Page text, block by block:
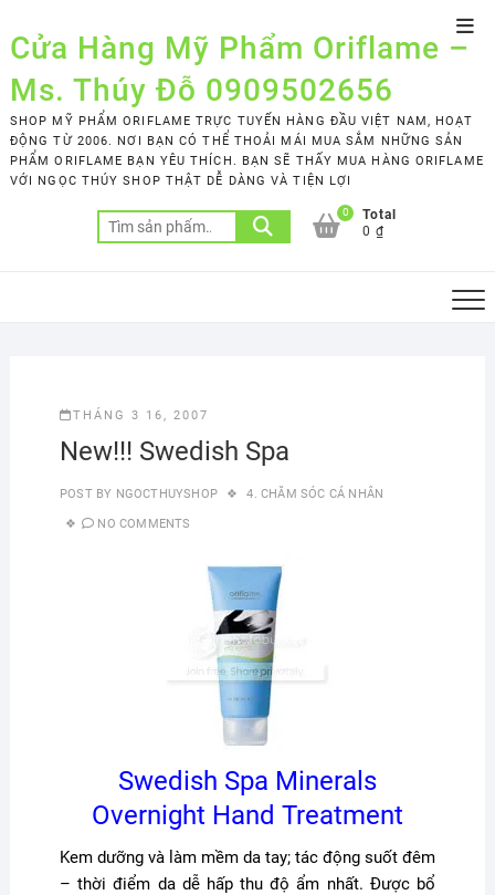
to
content
Cửa Hàng Mỹ Phẩm Oriflame –
Ms. Thúy Đỗ 0909502656
SHOP MỸ PHẨM ORIFLAME TRỰC TUYẾN HÀNG ĐẦU VIỆT NAM, HOẠT
ĐỘNG TỪ 2006. NƠI BẠN CÓ THỂ THOẢI MÁI MUA SẮM NHỮNG SẢN
PHẨM ORIFLAME BẠN YÊU THÍCH. BẠN SẼ THẤY MUA HÀNG ORIFLAME
VỚI NGỌC THÚY SHOP THẬT DỄ DÀNG VÀ TIỆN LỢI
Tìm
kiếm:
0
Total
0 ₫
THÁNG 3 16, 2007
New!!! Swedish Spa
POST BY NGOCTHUYSHOP 4. CHĂM SÓC CÁ NHÂN
NO COMMENTS
Swedish Spa Minerals
Overnight Hand Treatment
Kem dưỡng và làm mềm da tay; tác động suốt đêm
– thời điểm da dễ hấp thu độ ẩm nhất. Được bổ